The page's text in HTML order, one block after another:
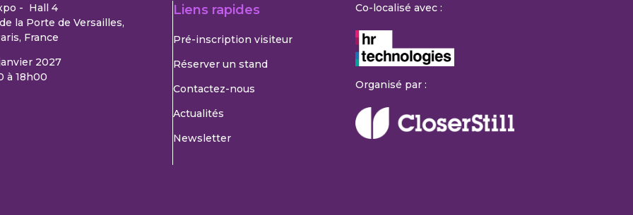
- Hall 4
la Porte de Versailles,
France
2027
à 18h00
Liens rapides
Pré-inscription visiteur
Réserver un stand
Contactez-nous
Actualités
Newsletter
Co-localisé avec :
Organisé par :